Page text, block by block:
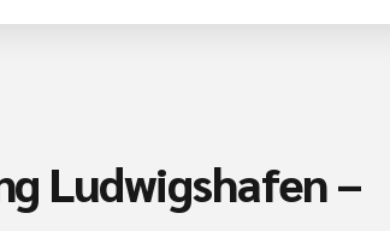
Ludwigshafen –